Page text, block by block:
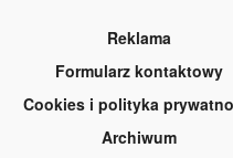
Reklama
Formularz kontaktowy
Cookies i polityka
Archiwum